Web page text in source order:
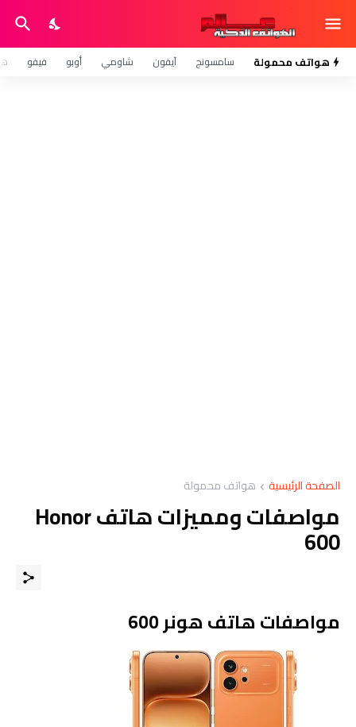
هواتف محمولة سامسونج آيفون شاومي أوبو فيفو
الصفحة الرئيسية هواتف محمولة
مواصفات ومميزات هاتف Honor
600
مواصفات هاتف هونر 600